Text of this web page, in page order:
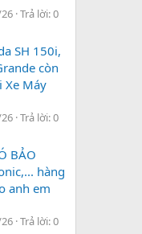
Trả lời: 0
SH 150i,
còn
Xe Máy
Trả lời: 0
BẢO
hàng
anh em
Trả lời: 0